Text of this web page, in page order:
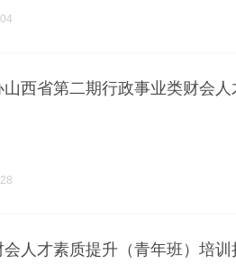
西省第二期行政事业类财会
人才素质提升（青年班）培